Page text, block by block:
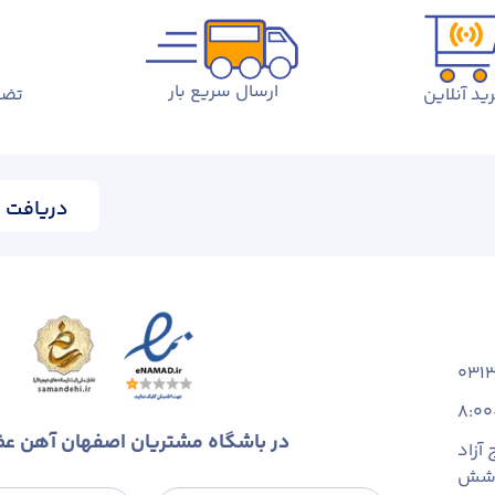
آنلاین ارسال سریع بار
دریافت
شش
در باشگاه مشتریان اصفهان آهن